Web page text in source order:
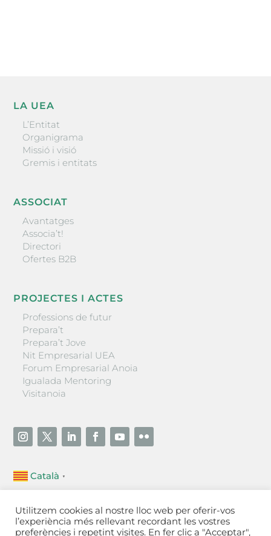
LA UEA
L’Entitat
Organigrama
Missió i visió
Gremis i entitats
ASSOCIAT
Avantatges
Associa’t!
Directori
Ofertes B2B
PROJECTES I ACTES
Professions de futur
Prepara’t
Prepara’t Jove
Nit Empresarial UEA
Forum Empresarial Anoia
Igualada Mentoring
Visitanoia
Català ▼
Unió Empresarial de l’Anoia (UEA)
Ctra. de Manresa, 131, 08700 – Igualada(Barcelona)
Tel 93 805 22 92
Utilitzem cookies al nostre lloc web per oferir-vos
l’experiència més rellevant recordant les vostres
preferències i repetint visites. En fer clic a "Acceptar",